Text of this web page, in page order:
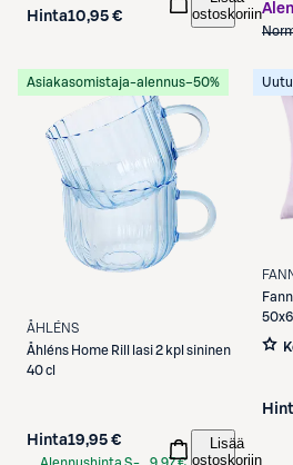
Hinta10,95 €
ostoskoriin
Asiakasomistaja-alennus−50%
ÅHLÉNS
Åhléns Home Rill lasi 2 kpl sininen
40 cl
Hinta19,95 €
Lisää
ostoskoriin